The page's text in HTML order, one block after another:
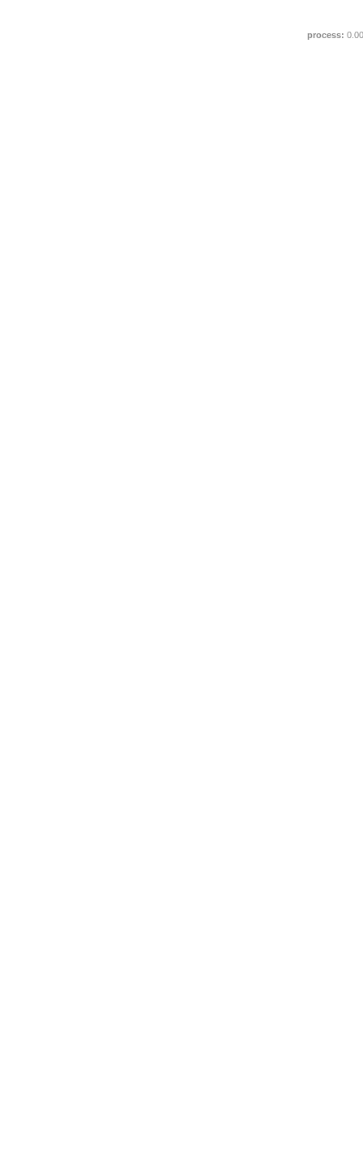
process: